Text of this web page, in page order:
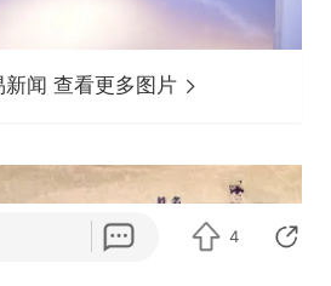
新闻 查看更多图片
4